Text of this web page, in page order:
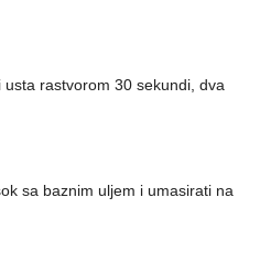
usta rastvorom 30 sekundi, dva
sa baznim uljem i umasirati na